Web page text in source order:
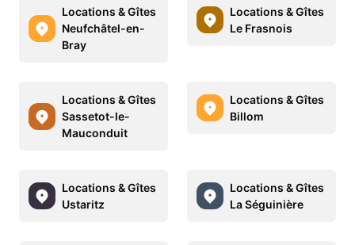
Locations & Gîtes
Neufchâtel-en-
Bray
Locations & Gîtes
Le Frasnois
Locations & Gîtes
Sassetot-le-
Mauconduit
Locations & Gîtes
Billom
Locations & Gîtes
Ustaritz
Locations & Gîtes
La Séguinière